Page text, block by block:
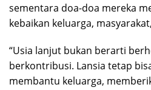
sementara doa-doa mereka
kebaikan keluarga,
“Usia lanjut bukan berarti
berkontribusi. Lansia tetap
membantu keluarga,